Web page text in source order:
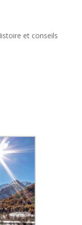
et conseils